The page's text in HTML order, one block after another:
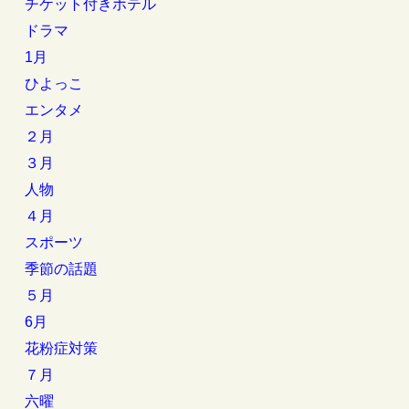
チケット付きホテル
ドラマ
1月
ひよっこ
エンタメ
２月
３月
人物
４月
スポーツ
季節の話題
５月
6月
花粉症対策
７月
六曜